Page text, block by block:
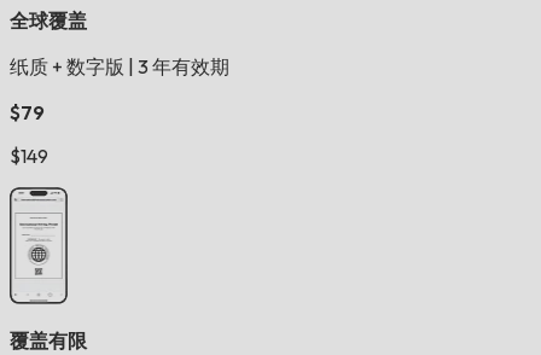
全球覆盖
纸质 + 数字版
3 年有效期
$79
$149
覆盖有限